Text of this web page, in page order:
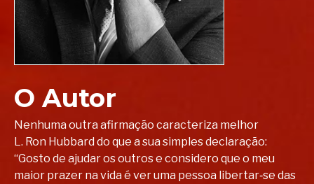
O Autor
Nenhuma outra afirmação caracteriza melhor
L. Ron Hubbard do que a sua simples declaração:
“Gosto de ajudar os outros e considero que o meu
maior prazer na vida é ver uma pessoa libertar‑se das